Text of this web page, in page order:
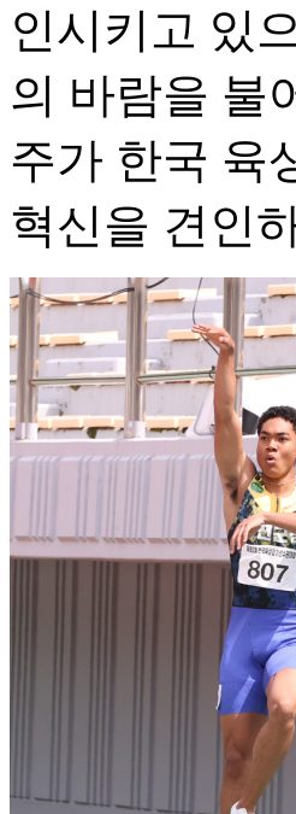
인시키고 있
의 바람을 불
주가 한국 육
혁신을 견인